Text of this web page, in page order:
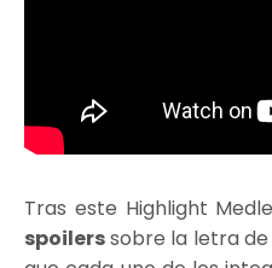
Tras este Highlight
spoilerssobre la letra